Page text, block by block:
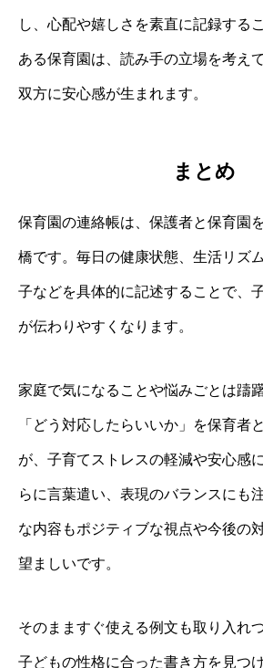
し、心配や嬉しさを素直に記録する
ある保育園は、読み手の立場を考え
双方に安心感が生まれます。
まとめ
保育園の連絡帳は、保護者と保育園
橋です。毎日の健康状態、生活リズ
子などを具体的に記述することで、
が伝わりやすくなります。
家庭で気になることや悩みごとは躊
「どう対応したらいいか」を保育者
が、子育てストレスの軽減や安心感
らに言葉遣い、表現のバランスにも
な内容もポジティブな視点や今後の
望ましいです。
そのまますぐ使える例文も取り入れ
子どもの性格に合った書き方を見つ